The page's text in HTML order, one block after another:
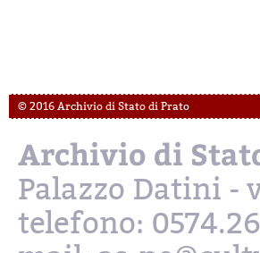
© 2016 Archivio di Stato di Prato
Archivio di
Palazzo Datini -
telefono: